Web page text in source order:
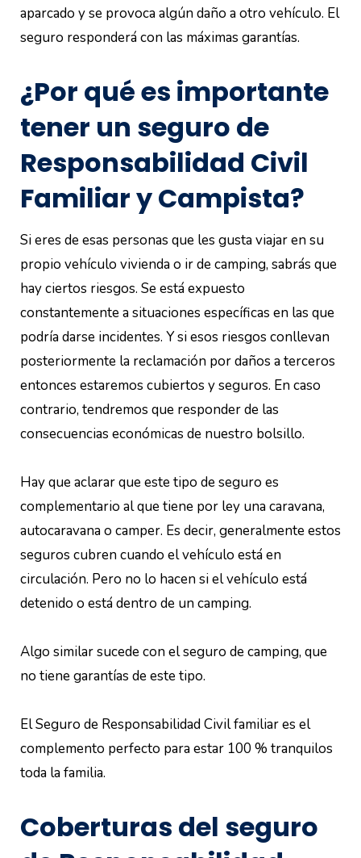
aparcado y se provoca algún daño a otro vehículo. El
seguro responderá con las máximas garantías.
¿Por qué es importante
tener un seguro de
Responsabilidad Civil
Familiar y Campista?
Si eres de esas personas que les gusta viajar en su
propio vehículo vivienda o ir de camping, sabrás que
hay ciertos riesgos. Se está expuesto
constantemente a situaciones específicas en las que
podría darse incidentes. Y si esos riesgos conllevan
posteriormente la reclamación por daños a terceros
entonces estaremos cubiertos y seguros. En caso
contrario, tendremos que responder de las
consecuencias económicas de nuestro bolsillo.
Hay que aclarar que este tipo de seguro es
complementario al que tiene por ley una caravana,
autocaravana o camper. Es decir, generalmente estos
seguros cubren cuando el vehículo está en
circulación. Pero no lo hacen si el vehículo está
detenido o está dentro de un camping.
Algo similar sucede con el seguro de camping, que
no tiene garantías de este tipo.
El Seguro de Responsabilidad Civil familiar es el
complemento perfecto para estar 100 % tranquilos
toda la familia.
Coberturas del seguro